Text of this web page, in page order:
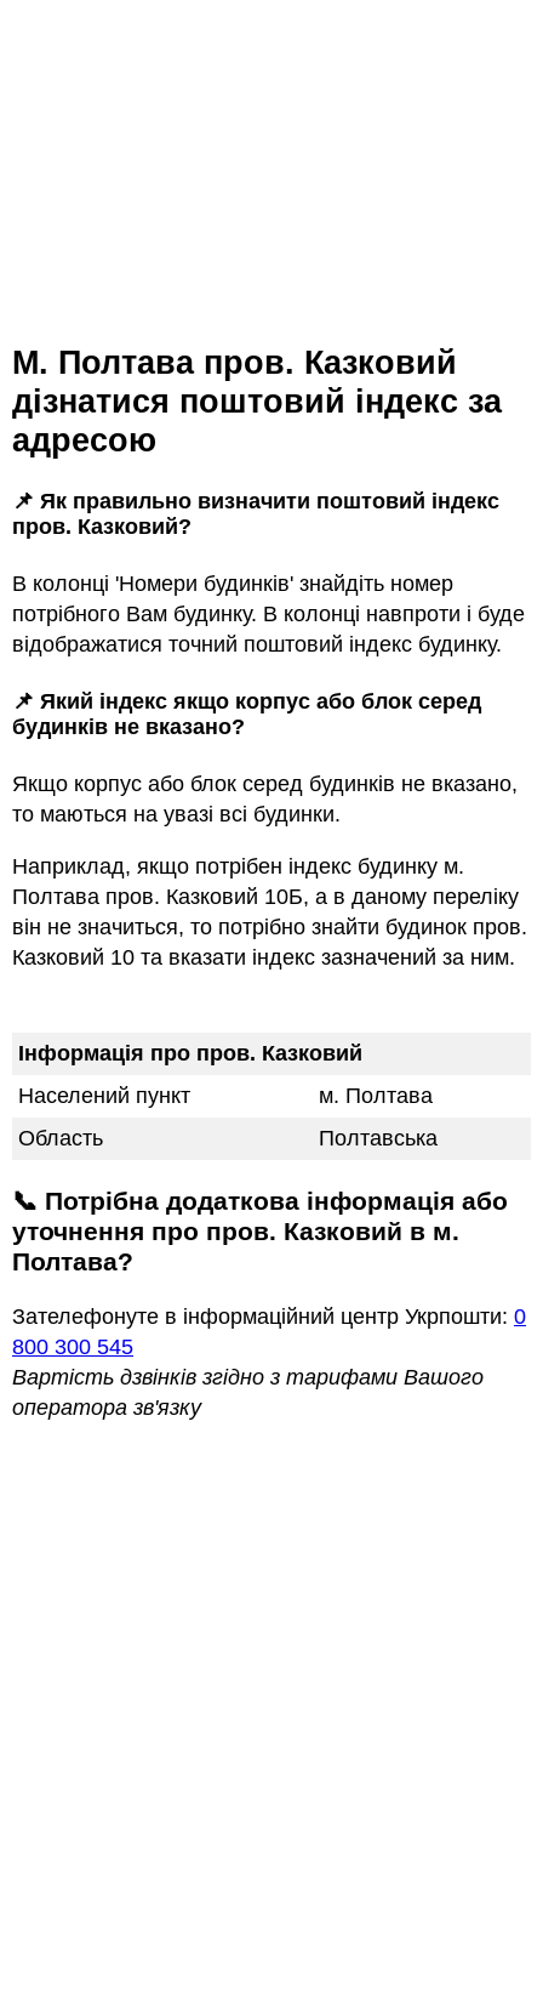
м. Полтава пров. Казковий
дізнатися поштовий індекс за
адресою
📌 Як правильно визначити поштовий індекс
пров. Казковий?
В колонці 'Номери будинків' знайдіть номер
потрібного Вам будинку. В колонці навпроти і буде
відображатися точний поштовий індекс будинку.
📌 Який індекс якщо корпус або блок серед
будинкiв не вказано?
Якщо корпус або блок серед будинкiв не вказано,
то маються на увазi всi будинки.
Наприклад, якщо потрiбен індекс будинку м.
Полтава пров. Казковий 10Б, а в даному переліку
він не значиться, то потрібно знайти будинок пров.
Казковий 10 та вказати індекс зазначений за ним.
Інформація про пров. Казковий
Населений пункт
м. Полтава
Область
Полтавська
📞 Потрібна додаткова інформація або
уточнення про пров. Казковий в м.
Полтава?
Зателефонуте в інформаційний центр Укрпошти: 0
800 300 545
Вартість дзвінків згідно з тарифами Вашого
оператора зв'язку